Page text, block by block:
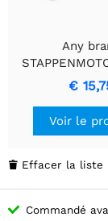
Any
60mA - Moteur
à contrôle de
€
Voir le
 Effacer la liste
Commandé